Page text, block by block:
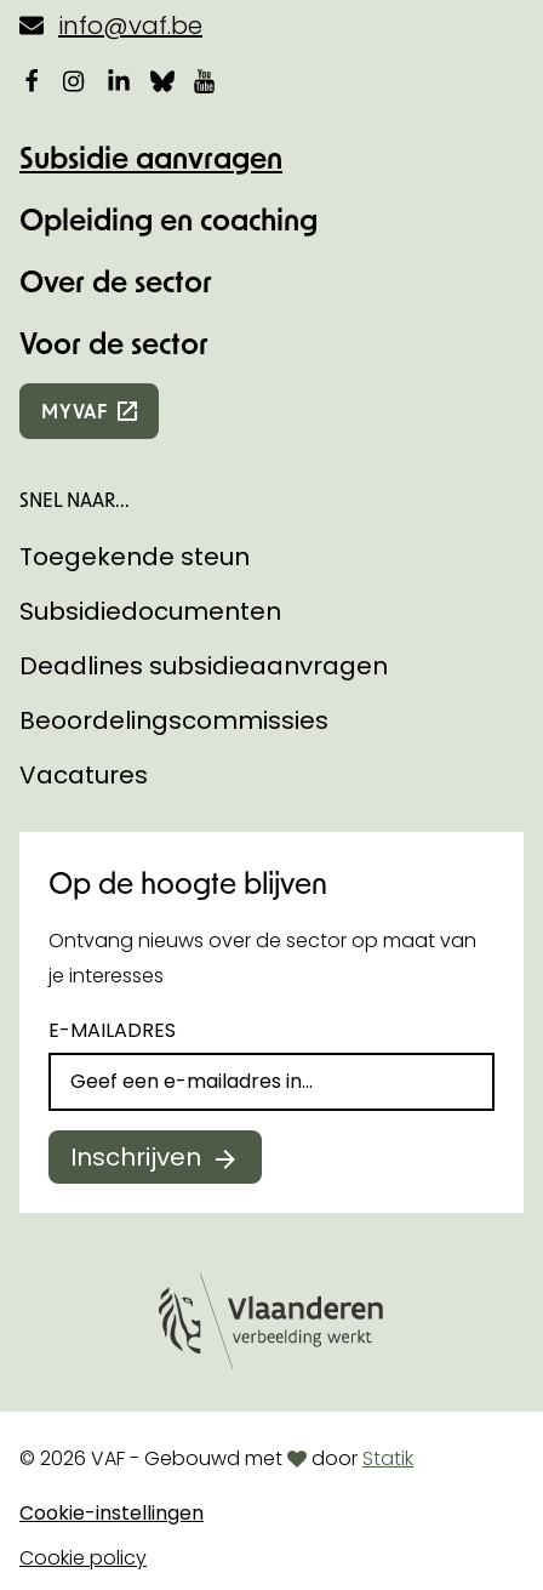
info@vaf.be
Facebook
Instagram
LinkedIn
Bluesky
Subsidie aanvragen
Opleiding en coaching
Over de sector
Voor de sector
MYVAF
SNEL NAAR...
Toegekende steun
Subsidiedocumenten
Deadlines subsidieaanvragen
Beoordelingscommissies
Vacatures
Op de hoogte blijven
Ontvang nieuws over de sector op maat van
je interesses
E-MAILADRES
Inschrijven
© 2026 VAF - Gebouwd metlovedoor Statik
Cookie-instellingen
Cookie policy